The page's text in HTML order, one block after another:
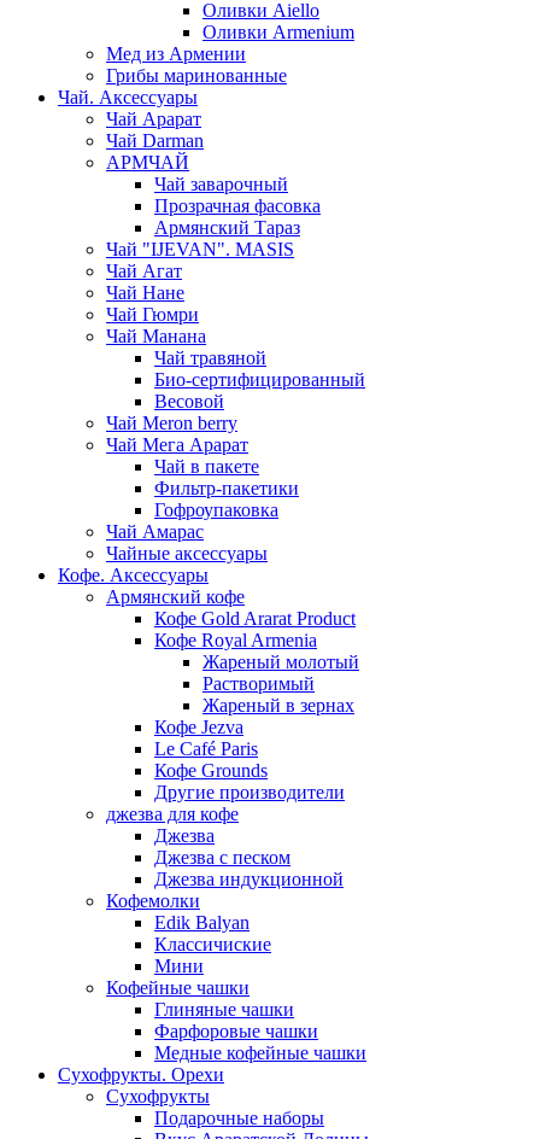
Оливки Aiello
Оливки Armenium
Мед из Армении
Грибы маринованные
Чай. Аксессуары
Чай Арарат
Чай Darman
АРМЧАЙ
Чай заварочный
Прозрачная фасовка
Армянский Тараз
Чай "IJEVAN". MASIS
Чай Агат
Чай Нане
Чай Гюмри
Чай Манана
Чай травяной
Био-сертифицированный
Весовой
Чай Meron berry
Чай Мега Арарат
Чай в пакете
Фильтр-пакетики
Гофроупаковка
Чай Амарас
Чайные аксессуары
Кофе. Аксессуары
Армянский кофе
Кофе Gold Ararat Product
Кофе Royal Armenia
Жареный молотый
Растворимый
Жареный в зернах
Кофе Jezva
Le Café Paris
Кофе Grounds
Другие производители
джезва для кофе
Джезва
Джезва с песком
Джезва индукционной
Кофемолки
Edik Balyan
Классичиские
Мини
Кофейные чашки
Глиняные чашки
Фарфоровые чашки
Медные кофейные чашки
Сухофрукты. Орехи
Сухофрукты
Подарочные наборы